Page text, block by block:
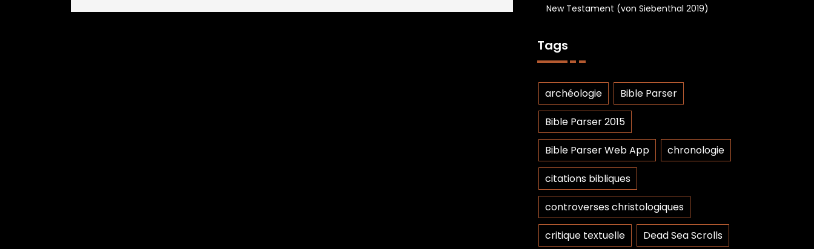
New Testament (von Siebenthal 2019)
Tags
archéologie Bible Parser
Bible Parser 2015
Bible Parser Web App chronologie
citations bibliques
controverses christologiques
critique textuelle Dead Sea Scrolls